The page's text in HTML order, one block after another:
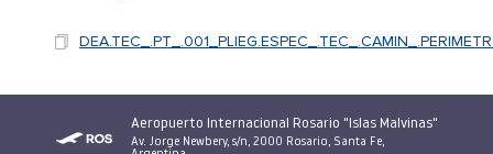
Aeropuerto Internacional Rosario "Islas Malvinas"
Av. Jorge Newbery, s/n, 2000 Rosario, Santa Fe,